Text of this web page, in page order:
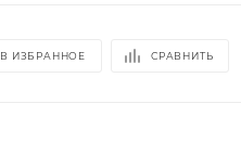
В ИЗБРАННОЕ СРАВНИТЬ